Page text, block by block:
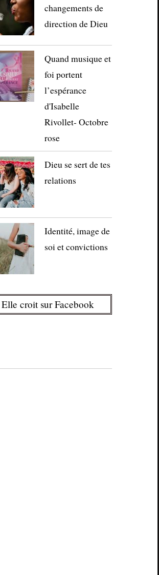
changements de
direction de Dieu
Quand musique et
foi portent
l’espérance
d'Isabelle
Rivollet- Octobre
rose
Dieu se sert de tes
relations
Identité, image de
soi et convictions
Elle croit sur Facebook